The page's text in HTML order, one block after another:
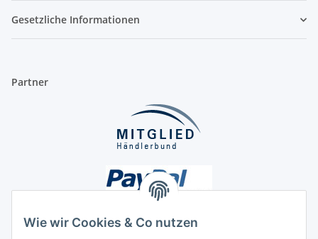
Wie wir Cookies & Co nutzen
Gesetzliche Informationen
Partner